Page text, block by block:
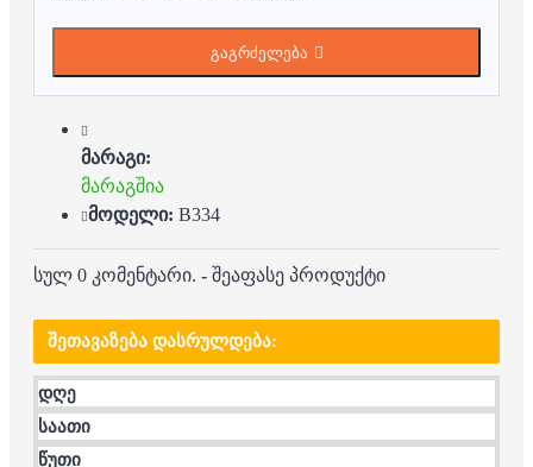
გაგრძელება
მარაგი:
მარაგშია
მოდელი: B334
სულ 0 კომენტარი. - შეაფასე პროდუქტი
ᲨᲔᲗᲐᲕᲐᲖᲔᲑᲐ ᲓᲐᲡᲠᲣᲚᲓᲔᲑᲐ:
დღე
საათი
წუთი